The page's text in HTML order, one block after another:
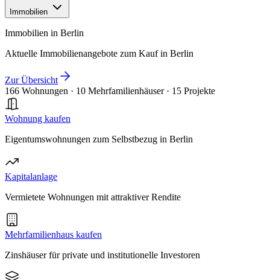
Immobilien
Immobilien in Berlin
Aktuelle Immobilienangebote zum Kauf in Berlin
Zur Übersicht
166 Wohnungen · 10 Mehrfamilienhäuser · 15 Projekte
Wohnung kaufen
Eigentumswohnungen zum Selbstbezug in Berlin
Kapitalanlage
Vermietete Wohnungen mit attraktiver Rendite
Mehrfamilienhaus kaufen
Zinshäuser für private und institutionelle Investoren